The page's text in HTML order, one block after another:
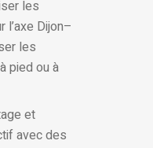
les
Dijon–
les
pied ou à
et
avec des